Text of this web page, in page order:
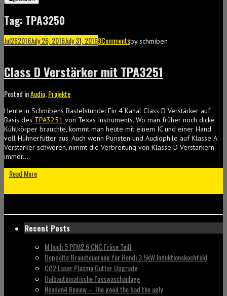
Tag: TPA3250
Jul262016July 26, 2016July 31, 20169Commentsbyschmiben
Class D Verstärker mit TPA3251
Posted inAudio Projekte
Heute in Schmibens Bastelstunde: Ein 4 Kanal Class D Verstärker auf
Basis des TPA3251 von Texas Instruments. Wo man früher noch dicke
Kühlkörper brauchte, kommt man heute mit einem IC und einer Hand
voll Hühnerfutter aus. Auch wenn Puristen und Audiophile auf Klasse A
Verstärker schwören, nimmt die Verbreitung von Klasse D Verstärkern
immer…
Read More
Recent Posts
M hoch 5 PFM2.6 CNC Fräse Teil1
Doppelte Brausteuerung für Hendi 3.5kW Induktionskochfeld
CO2 Laser Plasma Cutter Upgrade
Halbautomatische Fasswaschanlage
Neoden4 Review – The good the bad the ugly